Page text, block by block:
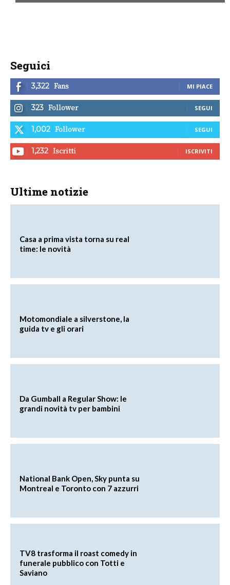
Seguici
3,322 Fans MI PIACE
323 Follower SEGUI
1,002 Follower SEGUI
1,232 Iscritti ISCRIVITI
Ultime notizie
Casa a prima vista torna su real
time: le novità
Motomondiale a silverstone, la
guida tv e gli orari
Da Gumball a Regular Show: le
grandi novità tv per bambini
National Bank Open, Sky punta su
Montreal e Toronto con 7 azzurri
TV8 trasforma il roast comedy in
funerale pubblico con Totti e
Saviano